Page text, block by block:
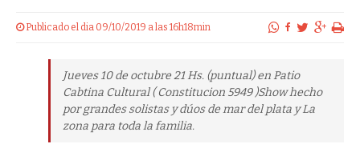
Publicado el dia 09/10/2019 a las 16h18min
Jueves 10 de octubre 21 Hs. (puntual) en Patio
Cabtina Cultural ( Constitucion 5949 )Show hecho
por grandes solistas y dúos de mar del plata y La
zona para toda la familia.